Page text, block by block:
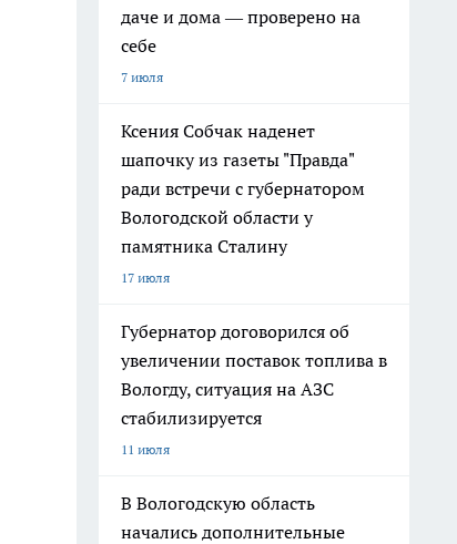
даче и дома — проверено на
себе
7 июля
Ксения Собчак наденет
шапочку из газеты "Правда"
ради встречи с губернатором
Вологодской области у
памятника Сталину
17 июля
Губернатор договорился об
увеличении поставок топлива в
Вологду, ситуация на АЗС
стабилизируется
11 июля
В Вологодскую область
начались дополнительные